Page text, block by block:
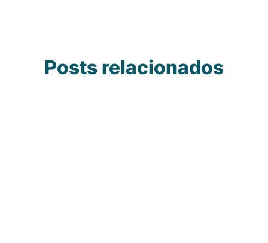
Posts relacionados